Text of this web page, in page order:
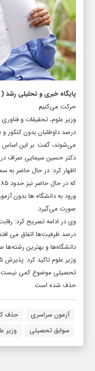
پایگاه خبری و تحلیلی رشد(
حرکت می‌کنیم
درصد داوطلبان بدون کنکور
می‌شوند، گفت: بر این
دکتر حسین سیمایی صراف در
اظهار کرد: در حال حاضر
ورود به دانشگاه ها بدون
صورت می‌گیرد.
درصد ظرفیت‌ها اتفاق می
دانشگاه‌ها و بهترین
تحصیلی موضوع کمی نیست.
حذف شده است.
آزمون سراسری حذف
سوابق تحصیلی
وزیر